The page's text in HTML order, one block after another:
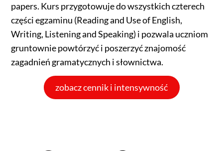
papers. Kurs przygotowuje do wszystkich czterech
części egzaminu (Reading and Use of English,
Writing, Listening and Speaking) i pozwala uczniom
gruntownie powtórzyć i poszerzyć znajomość
zagadnień gramatycznych i słownictwa.
zobacz cennik i intensywność